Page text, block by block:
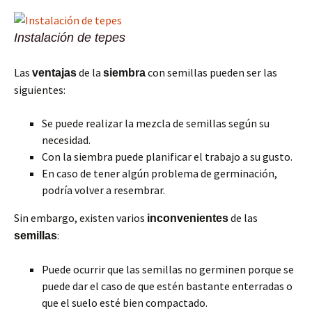
Instalación de tepes
Las ventajasde la siembracon semillas pueden ser las
siguientes:
Se puede realizar la mezcla de semillas según su
necesidad.
Con la siembra puede planificar el trabajo a su gusto.
En caso de tener algún problema de germinación,
podría volver a resembrar.
Sin embargo, existen varios inconvenientesde las
semillas:
Puede ocurrir que las semillas no germinen porque se
puede dar el caso de que estén bastante enterradas o
que el suelo esté bien compactado.